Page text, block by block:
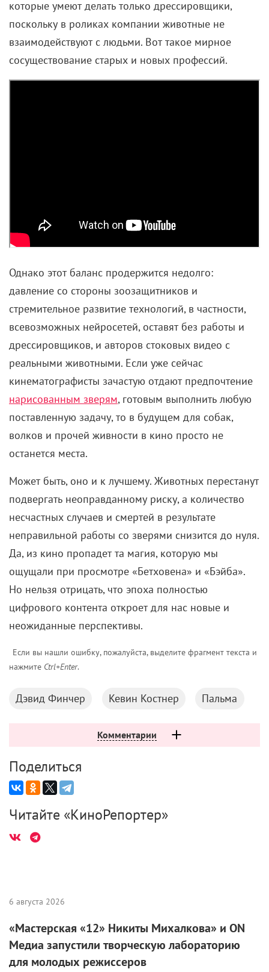
которые умеют делать только дрессировщики,
поскольку в роликах компании животные не
взаимодействуют с людьми. Вот такое мирное
сосуществование старых и новых профессий.
Однако этот баланс продержится недолго:
давление со стороны зоозащитников и
стремительное развитие технологий, в частности,
всевозможных нейросетей, оставят без работы и
дрессировщиков, и авторов стоковых видео с
реальными животными. Если уже сейчас
кинематографисты зачастую отдают предпочтение
нарисованным зверям, готовым выполнить любую
поставленную задачу, то в будущем для собак,
волков и прочей живности в кино просто не
останется места.
Может быть, оно и к лучшему. Животных перестанут
подвергать неоправданному риску, а количество
несчастных случаев и смертей в результате
неправильной работы со зверями снизится до нуля.
Да, из кино пропадет та магия, которую мы
ощущали при просмотре «Бетховена» и «Бэйба».
Но нельзя отрицать, что эпоха полностью
цифрового контента откроет для нас новые и
неожиданные перспективы.
Если вы нашли ошибку, пожалуйста, выделите фрагмент текста и
нажмите Ctrl+Enter.
Дэвид Финчер Кевин Костнер Пальма
Комментарии
Поделиться
Читайте «КиноРепортер»